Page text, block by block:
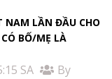
NAM LẦN ĐẦU CHO
BỐ/MẸ LÀ
SA
By